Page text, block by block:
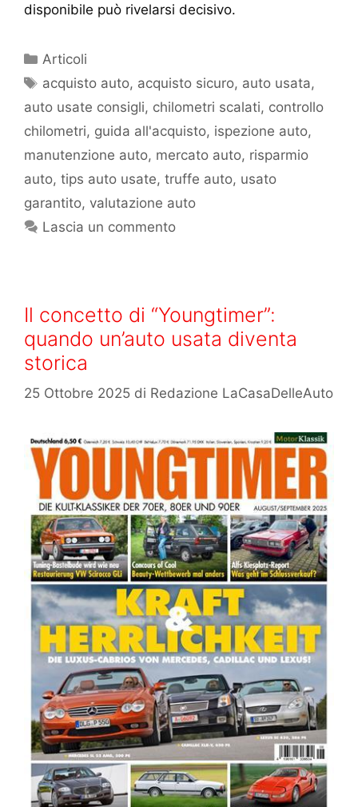
disponibile può rivelarsi decisivo.
Articoli
acquisto auto, acquisto sicuro, auto usata,
auto usate consigli, chilometri scalati, controllo
chilometri, guida all'acquisto, ispezione auto,
manutenzione auto, mercato auto, risparmio
auto, tips auto usate, truffe auto, usato
garantito, valutazione auto
Lascia un commento
Il concetto di “Youngtimer”:
quando un’auto usata diventa
storica
25 Ottobre 2025 di Redazione LaCasaDelleAuto